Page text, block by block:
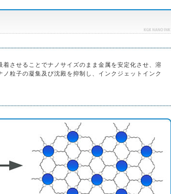
させることでナノサイズのまま金属を安定化させ、溶
粒子の凝集及び沈殿を抑制し、インクジェットインク